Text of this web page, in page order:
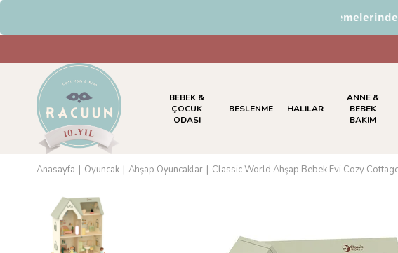
HAVALE & EFT Ödemelerinde
BEBEK &
ÇOCUK
ODASI
BESLENME HALILAR
ANNE &
BEBEK
BAKIM
Anasayfa Oyuncak Ahşap Oyuncaklar Classic World Ahşap Bebek Evi Cozy